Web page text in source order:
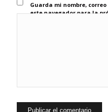
Guarda mi nombre,
este navegador para la